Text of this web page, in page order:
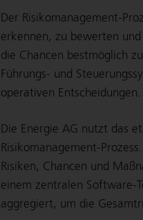
Der Risikomanagement-
erkennen, zu bewerten
die Chancen bestmöglich
Führungs- und
operativen Entscheidungen.
Die Energie AG nutzt das
Risikomanagement-
Risiken, Chancen und
einem zentralen Software-
aggregiert, um die